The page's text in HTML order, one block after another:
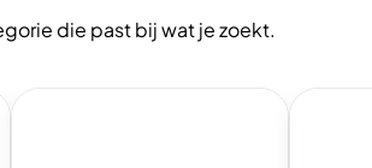
die past bij wat je zoekt.
Bekijk
Bekijk